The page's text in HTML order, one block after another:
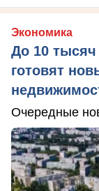
Экономика
До 10
готовят
Очередные